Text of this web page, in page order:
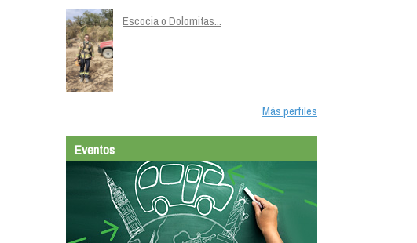
Escocia o Dolomitas...
Más perfiles
Eventos